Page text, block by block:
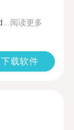
阅读更多
下载软件